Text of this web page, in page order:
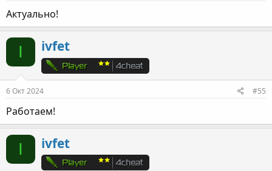
Актуально!
I ivfet
6 Окт 2024 #55
Работаем!
I ivfet